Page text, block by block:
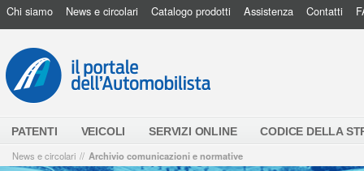
Chi siamo News e circolari Catalogo prodotti Assistenza Contatti
PATENTI VEICOLI SERVIZI ONLINE
CODICE DELLA
News e circolari // Archivio comunicazioni e normative